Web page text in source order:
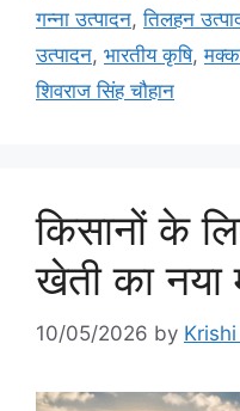
गन्ना उत्पादन,तिलहन
उत्पादन, भारतीय कृषि,
शिवराज सिंह चौहान
किसानों के
खेती का नया
10/05/2026 by